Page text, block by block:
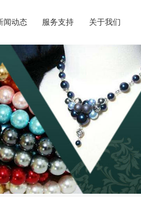
闻动态 服务支持 关于我们